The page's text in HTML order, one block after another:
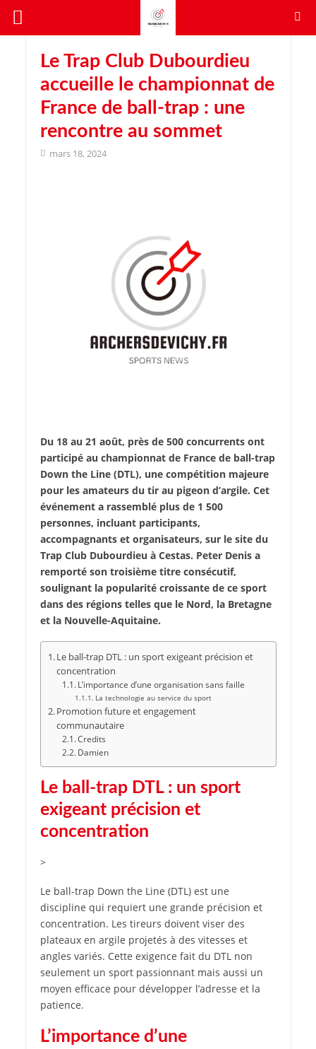
Le Trap Club Dubourdieu
accueille le championnat de
France de ball-trap : une
rencontre au sommet
mars 18, 2024
Du 18 au 21 août, près de 500 concurrents ont
participé au championnat de France de ball-trap
Down the Line (DTL), une compétition majeure
pour les amateurs du tir au pigeon d’argile. Cet
événement a rassemblé plus de 1 500
personnes, incluant participants,
accompagnants et organisateurs, sur le site du
Trap Club Dubourdieu à Cestas. Peter Denis a
remporté son troisième titre consécutif,
soulignant la popularité croissante de ce sport
dans des régions telles que le Nord, la Bretagne
et la Nouvelle-Aquitaine.
Le ball-trap DTL : un sport exigeant précision et
concentration
L’importance d’une organisation sans faille
La technologie au service du sport
Promotion future et engagement
communautaire
Credits
Damien
Le ball-trap DTL : un sport
exigeant précision et
concentration
>
Le ball-trap Down the Line (DTL) est une
discipline qui requiert une grande précision et
concentration. Les tireurs doivent viser des
plateaux en argile projetés à des vitesses et
angles variés. Cette exigence fait du DTL non
seulement un sport passionnant mais aussi un
moyen efficace pour développer l’adresse et la
patience.
L’importance d’une